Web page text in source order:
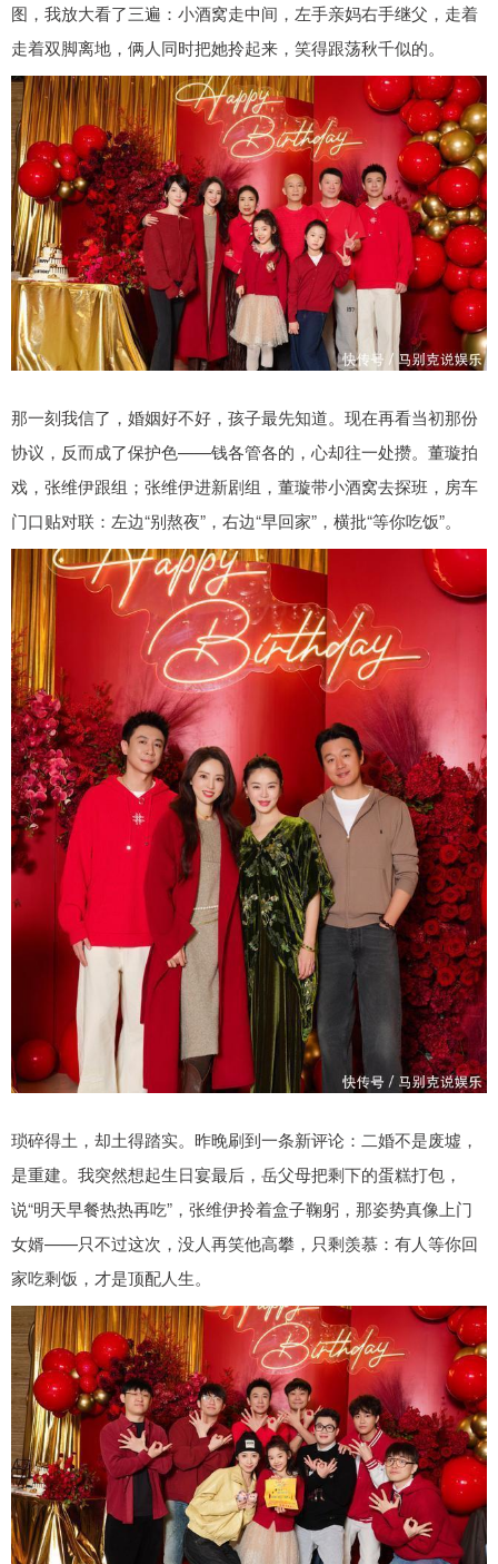
图，我放大看了三遍：小酒窝走中间，左手亲妈右手继父，走着
走着双脚离地，俩人同时把她拎起来，笑得跟荡秋千似的。
那一刻我信了，婚姻好不好，孩子最先知道。现在再看当初那份
协议，反而成了保护色——钱各管各的，心却往一处攒。董璇拍
戏，张维伊跟组；张维伊进新剧组，董璇带小酒窝去探班，房车
门口贴对联：左边“别熬夜”，右边“早回家”，横批“等你吃饭”。
琐碎得土，却土得踏实。昨晚刷到一条新评论：二婚不是废墟，
是重建。我突然想起生日宴最后，岳父母把剩下的蛋糕打包，
说“明天早餐热热再吃”，张维伊拎着盒子鞠躬，那姿势真像上门
女婿——只不过这次，没人再笑他高攀，只剩羡慕：有人等你回
家吃剩饭，才是顶配人生。